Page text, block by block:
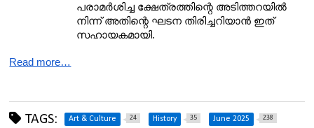
പരാമർശിച്ച ക്ഷേത്രത്തിന്റെ അടിത്തറയിൽ
നിന്ന് അതിന്റെ ഘടന തിരിച്ചറിയാൻ ഇത്
സഹായകമായി.
Read more…
TAGS: Art & Culture 24 History 35 June 2025 238